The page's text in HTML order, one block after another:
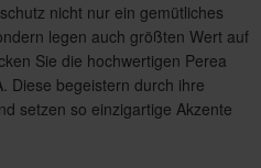
nicht nur ein gemütliches
legen auch größten Wert auf
Sie die hochwertigen Perea
Diese begeistern durch ihre
setzen so einzigartige Akzente